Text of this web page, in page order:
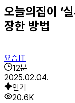
오늘의집이 ‘
장한 방법
요즘IT
12분
2025.02.04.
인기
20.6K